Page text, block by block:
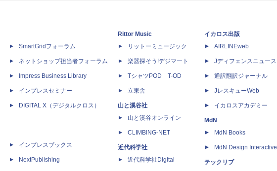
SmartGridフォーラム
ネットショップ担当者フォーラム
Impress Business Library
インプレスセミナー
DIGITAL X（デジタルクロス）
インプレスブックス
NextPublishing
Rittor Music
リットーミュージック
楽器探そう!デジマート
TシャツPOD T-OD
立東舎
山と溪谷社
山と溪谷オンライン
CLIMBING-NET
近代科学社
近代科学社Digital
イカロス出版
AIRLINEweb
Jディフェンスニュース
通訳翻訳ジャーナル
JレスキューWeb
イカロスアカデミー
MdN
MdN Books
MdN Design Interactive
テックリブ